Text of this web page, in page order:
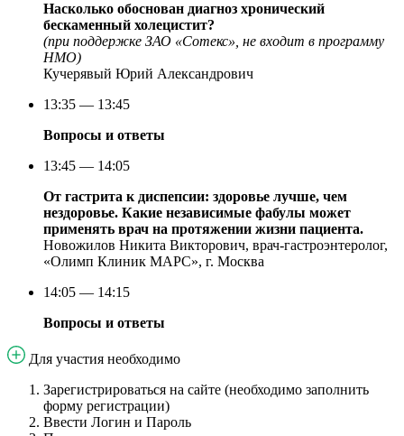
Насколько обоснован диагноз хронический
бескаменный холецистит?
(при поддержке ЗАО «Сотекс», не входит в программу
НМО)
Кучерявый Юрий Александрович
13:35 — 13:45
Вопросы и ответы
13:45 — 14:05
От гастрита к диспепсии: здоровье лучше, чем
нездоровье. Какие независимые фабулы может
применять врач на протяжении жизни пациента.
Новожилов Никита Викторович, врач-гастроэнтеролог,
«Олимп Клиник МАРС», г. Москва
14:05 — 14:15
Вопросы и ответы
Для участия необходимо
Зарегистрироваться на сайте (необходимо заполнить
форму регистрации)
Ввести Логин и Пароль